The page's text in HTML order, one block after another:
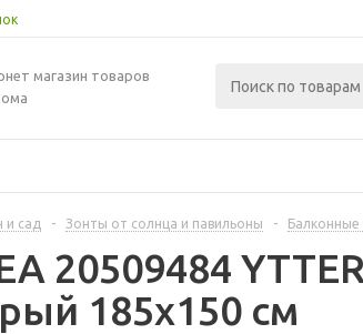
магазин товаров
и сад - Зонты от солнца и павильоны - Балконные
20509484
185x150 см